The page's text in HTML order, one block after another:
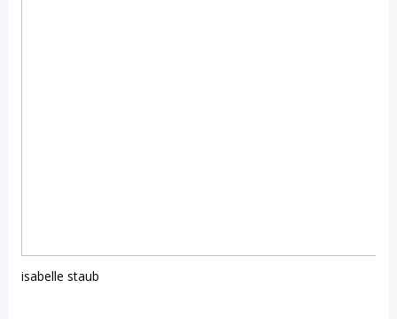
isabelle staub